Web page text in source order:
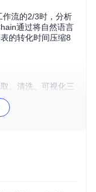
作流的2/3时，分析
通过将自然语言
的转化时间压缩8
、清洗、可视化三
能将该环节自动
配备了"数据分析